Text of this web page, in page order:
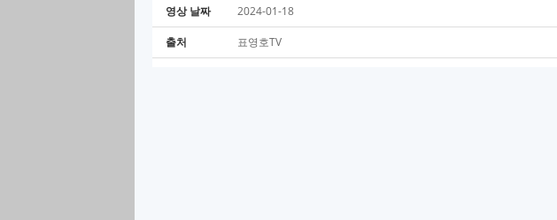
영상 날짜 2024-01-18
출처 표영호TV